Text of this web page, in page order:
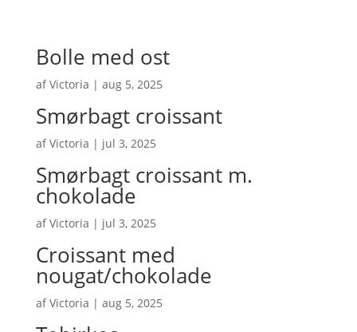
Bolle med ost
afVictoria | aug 5, 2025
Smørbagt croissant
afVictoria | jul 3, 2025
Smørbagt croissant m.
chokolade
afVictoria | jul 3, 2025
Croissant med
nougat/chokolade
afVictoria | aug 5, 2025